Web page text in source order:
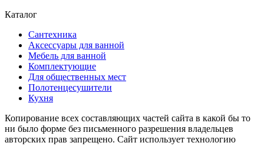
Каталог
Сантехника
Аксессуары для ванной
Мебель для ванной
Комплектующие
Для общественных мест
Полотенцесушители
Кухня
Копирование всех составляющих частей сайта в какой бы то
ни было форме без письменного разрешения владельцев
авторских прав запрещено. Сайт использует технологию